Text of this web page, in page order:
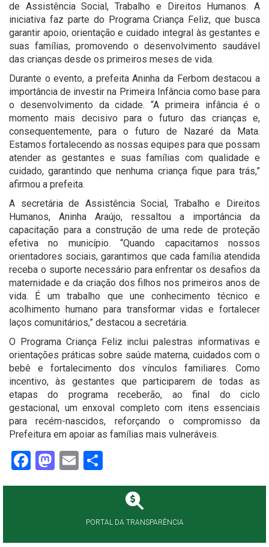
de Assistência Social, Trabalho e Direitos Humanos. A
iniciativa faz parte do Programa Criança Feliz, que busca
garantir apoio, orientação e cuidado integral às gestantes e
suas famílias, promovendo o desenvolvimento saudável
das crianças desde os primeiros meses de vida.
Durante o evento, a prefeita Aninha da Ferbom destacou a
importância de investir na Primeira Infância como base para
o desenvolvimento da cidade. “A primeira infância é o
momento mais decisivo para o futuro das crianças e,
consequentemente, para o futuro de Nazaré da Mata.
Estamos fortalecendo as nossas equipes para que possam
atender as gestantes e suas famílias com qualidade e
cuidado, garantindo que nenhuma criança fique para trás,”
afirmou a prefeita.
A secretária de Assistência Social, Trabalho e Direitos
Humanos, Aninha Araújo, ressaltou a importância da
capacitação para a construção de uma rede de proteção
efetiva no município. “Quando capacitamos nossos
orientadores sociais, garantimos que cada família atendida
receba o suporte necessário para enfrentar os desafios da
maternidade e da criação dos filhos nos primeiros anos de
vida. É um trabalho que une conhecimento técnico e
acolhimento humano para transformar vidas e fortalecer
laços comunitários,” destacou a secretária.
O Programa Criança Feliz inclui palestras informativas e
orientações práticas sobre saúde materna, cuidados com o
bebê e fortalecimento dos vínculos familiares. Como
incentivo, às gestantes que participarem de todas as
etapas do programa receberão, ao final do ciclo
gestacional, um enxoval completo com itens essenciais
para recém-nascidos, reforçando o compromisso da
Prefeitura em apoiar as famílias mais vulneráveis.
Facebook
Mastodon
Email
PORTAL DA TRANSPARÊNCIA